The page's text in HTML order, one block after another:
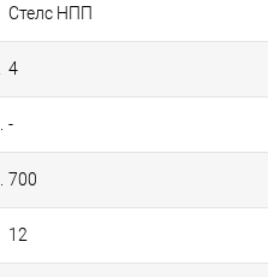
Стелс НПП
4
-
700
12